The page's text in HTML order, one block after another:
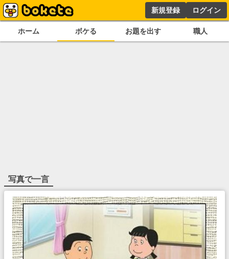
新規登録 ログイン
ホーム ボケる お題を出す 職人
写真で一言